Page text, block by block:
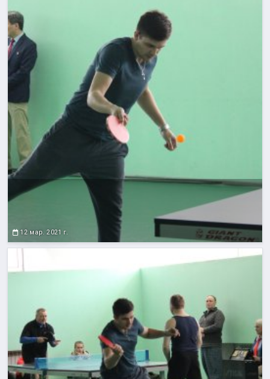
12 мар. 2021 г.